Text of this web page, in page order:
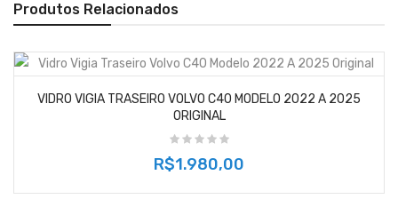
Produtos Relacionados
VIDRO VIGIA TRASEIRO VOLVO C40 MODELO 2022 A 2025
ORIGINAL
R$1.980,00